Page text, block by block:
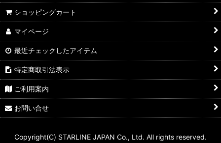
BikeErg(バイクエルゴ）
StrenthErg(ストレングスエルゴ)
【条件が合えばお買い得！】アウトレットコーナー
スカル用パーツ、アクセサリー
スイープ用パーツ、アクセサリー
おすすめエルゴメーターパーツ
心拍数
ショッピングカート
マイページ
最近チェックしたアイテム
特定商取引法表示
ご利用案内
お問い合せ
Copyright(C) STARLINE JAPAN Co., Ltd. All rights reserved.